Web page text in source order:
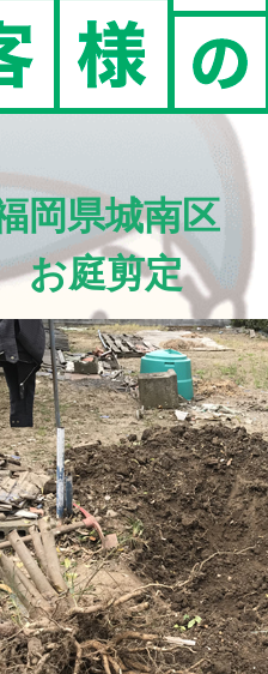
岡県城南区
お庭剪定